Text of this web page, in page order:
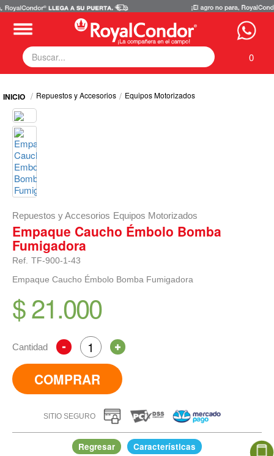
0
Fumigadoras
Equipos Motorizados
Respuestos y Accesorios
Tecnología de Aplicación
Zona Pecuaria
Zona Veterianaria
Repuestos y Accesorios Equipos Motorizados
Repuestos y Accesorios Equipos Motorizados
Empaque Caucho Émbolo Bomba
Fumigadora
Ref. TF-900-1-43
Empaque Caucho Émbolo Bomba Fumigadora
$ 21.000
Cantidad
COMPRAR
SITIO SEGURO
Regresar Características